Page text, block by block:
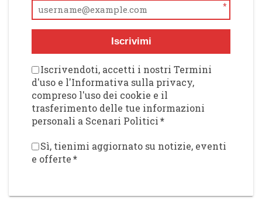
*
Iscrivimi
Iscrivendoti, accetti i nostri Termini
d'uso e l'Informativa sulla privacy,
compreso l'uso dei cookie e il
trasferimento delle tue informazioni
personali a Scenari Politici*
Sì, tienimi aggiornato su notizie, eventi
e offerte*